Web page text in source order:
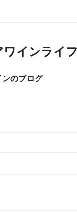
インライフ
のブログ